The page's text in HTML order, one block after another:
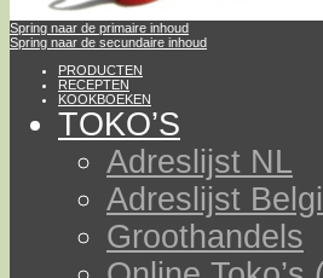
Spring naar de primaire inhoud
Spring naar de secundaire inhoud
PRODUCTEN
RECEPTEN
KOOKBOEKEN
TOKO’S
Adreslijst NL
Adreslijst
Groothandels